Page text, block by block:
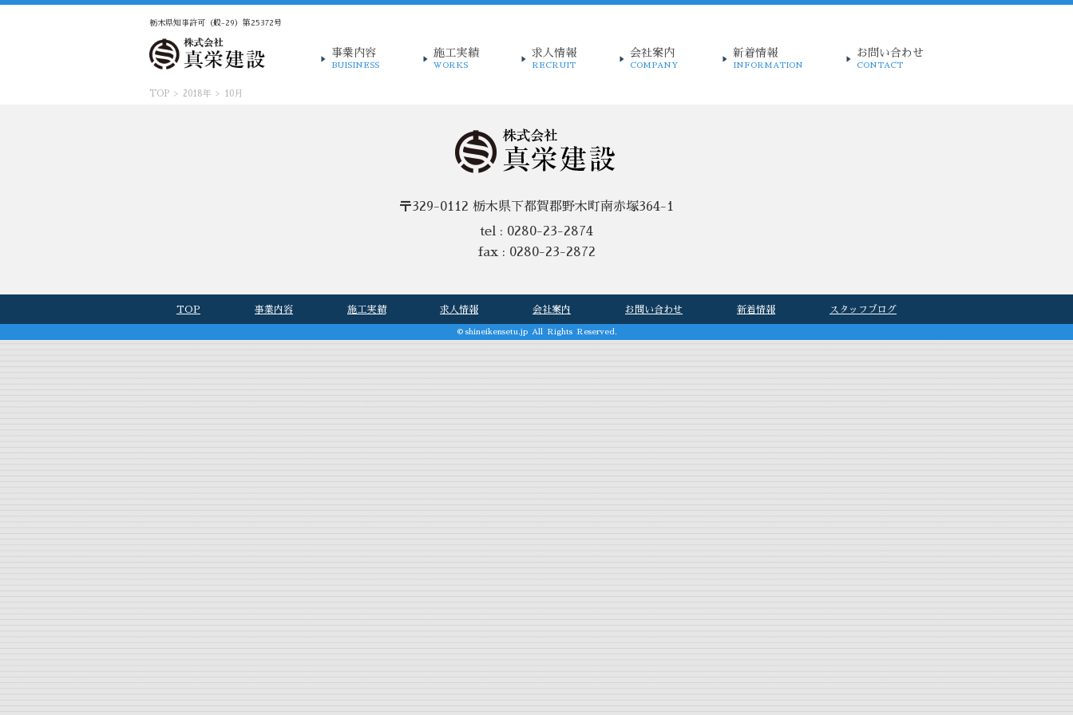
栃木県知事許可（般-29）第25372号
事業内容
BUISINESS
施工実績
WORKS
求人情報
RECRUIT
会社案内
COMPANY
新着情報
INFORMATION
お問い合わせ
CONTACT
TOP > 2018年 > 10月
〒329-0112 栃木県下都賀郡野木町南赤塚364-1
tel : 0280-23-2874
fax : 0280-23-2872
TOP 事業内容 施工実績 求人情報 会社案内 お問い合わせ 新着情報 スタッフブログ
© shineikensetu.jpAll Rights Reserved.